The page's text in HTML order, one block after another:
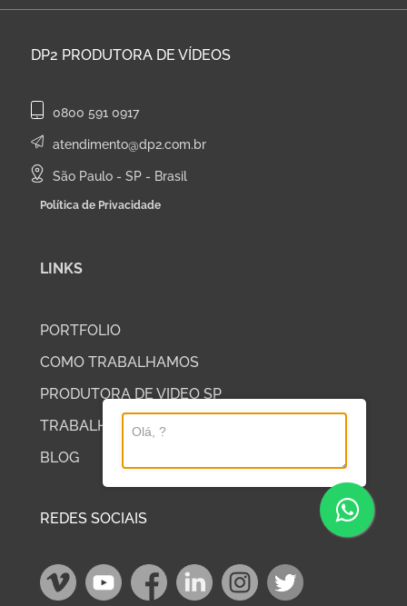
DP2 PRODUTORA DE VÍDEOS
0800 591 0917
atendimento@dp2.com.br
São Paulo - SP - Brasil
Política de Privacidade
LINKS
PORTFOLIO
COMO TRABALHAMOS
PRODUTORA DE VIDEO SP
TRABALHE COM A DP2
BLOG
REDES SOCIAIS